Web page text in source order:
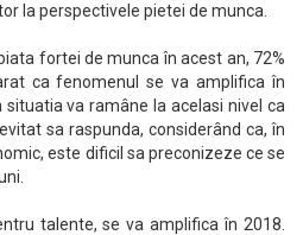
la perspectivele pietei de munca.
fortei de munca în acest an, 72%
ca fenomenul se va amplifica în
va ramâne la acelasi nivel ca
sa raspunda, considerând ca, în
este dificil sa preconizeze ce se
talente, se va amplifica în 2018.